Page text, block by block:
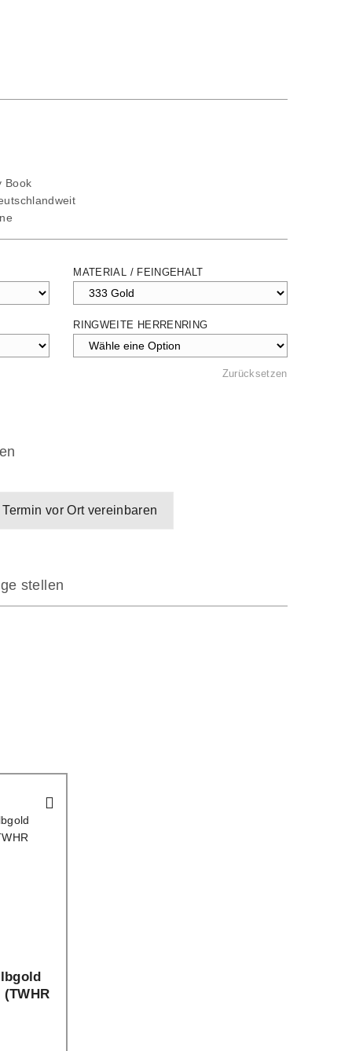
Book
MATERIAL / FEINGEHALT
RINGWEITE HERRENRING
Zurücksetzen
Termin vor Ort vereinbaren
stellen